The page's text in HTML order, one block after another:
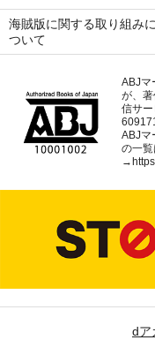
海賊版に関する取り組みに
ついて
ABJマ
が、
信サ
ABJマ
の一
→
dア